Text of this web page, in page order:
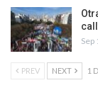
Sep
PREV NEXT 1